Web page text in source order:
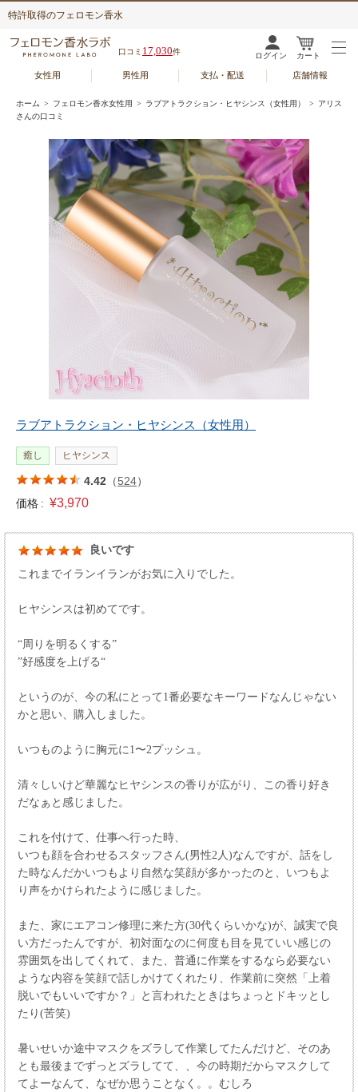
特許取得のフェロモン香水
口コミ 17,030件 ログイン カート
女性用 男性用 支払・配送 店舗情報
ホーム > フェロモン香水女性用 > ラブアトラクション・ヒヤシンス（女性用）
> アリス
さんの口コミ
ラブアトラクション・ヒヤシンス（女性用）
癒し ヒヤシンス
4.42 （524）
価格 : ¥3,970
良いです
これまでイランイランがお気に入りでした。
ヒヤシンスは初めてです。
“周りを明るくする”
”好感度を上げる“
というのが、今の私にとって1番必要なキーワードなんじゃない
かと思い、購入しました。
いつものように胸元に1〜2プッシュ。
清々しいけど華麗なヒヤシンスの香りが広がり、この香り好き
だなぁと感じました。
これを付けて、仕事へ行った時、
いつも顔を合わせるスタッフさん(男性2人)なんですが、話をし
た時なんだかいつもより自然な笑顔が多かったのと、いつもよ
り声をかけられたように感じました。
また、家にエアコン修理に来た方(30代くらいかな)が、誠実で良
い方だったんですが、初対面なのに何度も目を見ていい感じの
雰囲気を出してくれて、また、普通に作業をするなら必要ない
ような内容を笑顔で話しかけてくれたり、作業前に突然「上着
脱いでもいいですか？」と言われたときはちょっとドキッとし
たり(苦笑)
暑いせいか途中マスクをズラして作業してたんだけど、そのあ
とも最後までずっとズラしてて、、今の時期だからマスクして
てよーなんて、なぜか思うことなく。。むしろ